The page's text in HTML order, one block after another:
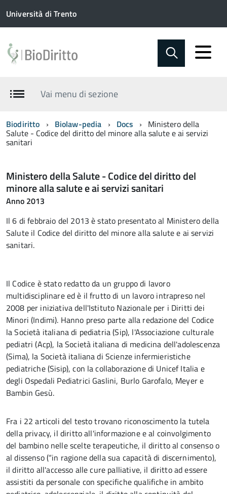
Università di Trento
Vai menu di sezione
Biodiritto Biolaw-pedia Docs Ministero della
Salute - Codice del diritto del minore alla salute e ai servizi
sanitari
Ministero della Salute - Codice del diritto del
minore alla salute e ai servizi sanitari
Anno 2013
Il 6 di febbraio del 2013 è stato presentato al Ministero della
Salute il Codice del diritto del minore alla salute e ai servizi
sanitari.
Il Codice è stato redatto da un gruppo di lavoro
multidisciplinare ed è il frutto di un lavoro intrapreso nel
2008 per iniziativa dell'Istituto Nazionale per i Diritti dei
Minori (Indimi). Hanno preso parte alla redazione del Codice
la Società italiana di pediatria (Sip), l'Associazione culturale
pediatri (Acp), la Società italiana di medicina dell'adolescenza
(Sima), la Società italiana di Scienze infermieristiche
pediatriche (Sisip), con la collaborazione di Unicef Italia e
degli Ospedali Pediatrici Gaslini, Burlo Garofalo, Meyer e
Bambin Gesù.
Fra i 22 articoli del testo trovano riconoscimento la tutela
della privacy, il diritto all'informazione e al coinvolgimento
del bambino nelle scelte terapeutiche, il diritto al consenso o
al dissenso (“in ragione della sua capacità di discernimento),
il diritto all'accesso alle cure palliative, il diritto ad essere
assistiti da personale con specifiche qualifiche in ambito